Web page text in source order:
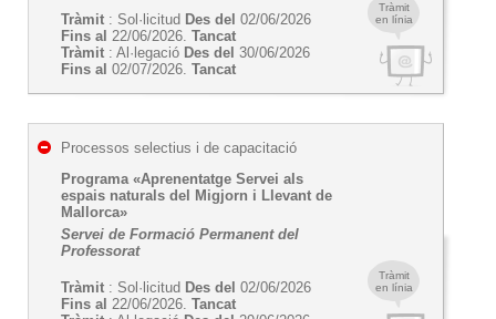
Tràmit
en línia
Tràmit : Sol·licitud Des del 02/06/2026
Fins al 22/06/2026. Tancat
Tràmit : Al·legació Des del 30/06/2026
Fins al 02/07/2026. Tancat
Tràmit
en línia
Processos selectius i de capacitació
Programa «Aprenentatge Servei als
espais naturals del Migjorn i Llevant de
Mallorca»
Servei de Formació Permanent del
Professorat
Tràmit : Sol·licitud Des del 02/06/2026
Fins al 22/06/2026. Tancat